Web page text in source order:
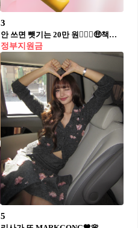
3
안 쓰면 뺏기는 20만 원🤹🏻‍♀️🤑책값까지 지원
정부지원금
5